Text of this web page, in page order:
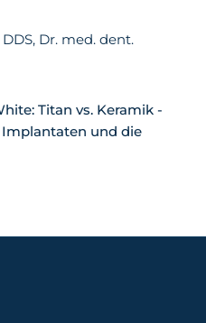
Dr. med. dent.
Titan vs. Keramik -
und die